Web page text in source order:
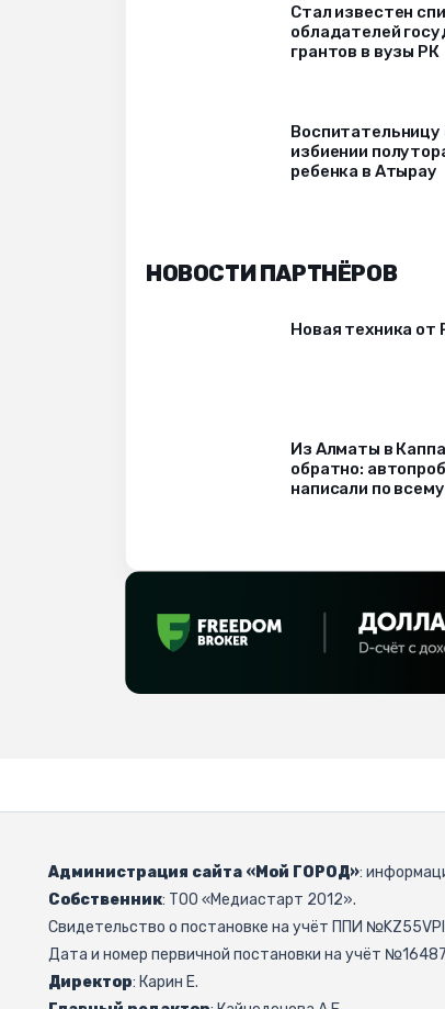
Стал известен
обладателей
грантов в вузы РК
Воспитательницу
избиении
ребенка в Атырау
НОВОСТИ ПАРТНЁРОВ
Новая техника от
Из Алматы в
обратно:
написали по
Администрация сайта «Мой ГОРОД»:
Собственник: ТОО «Медиастарт 2012».
Свидетельство о постановке на учёт ППИ
Дата и номер первичной постановки на учёт
Директор: Карин Е.